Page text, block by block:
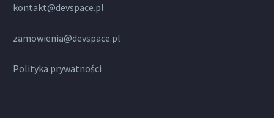
kontakt@devspace.pl
zamowienia@devspace.pl
Polityka prywatności